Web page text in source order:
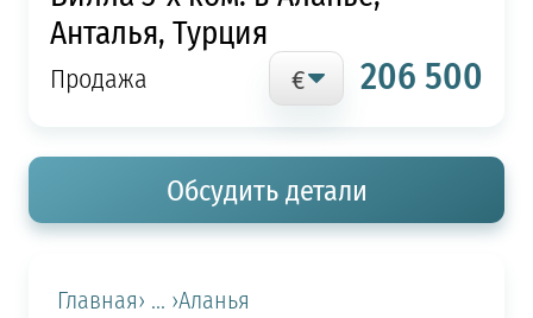
Анталья, Турция
Продажа 206 500
Обсудить детали
Главная› ... ›Аланья